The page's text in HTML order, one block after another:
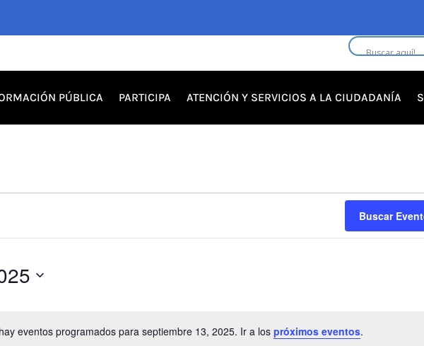
PÚBLICA PARTICIPA ATENCIÓN Y SERVICIOS A LA CIUDADANÍA
Aviso
eventos programados para septiembre 13, 2025. Ir a los próximos eventos.
Buscar